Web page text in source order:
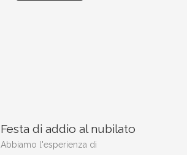
Festa di addio al nubilato
Abbiamo l'esperienza di